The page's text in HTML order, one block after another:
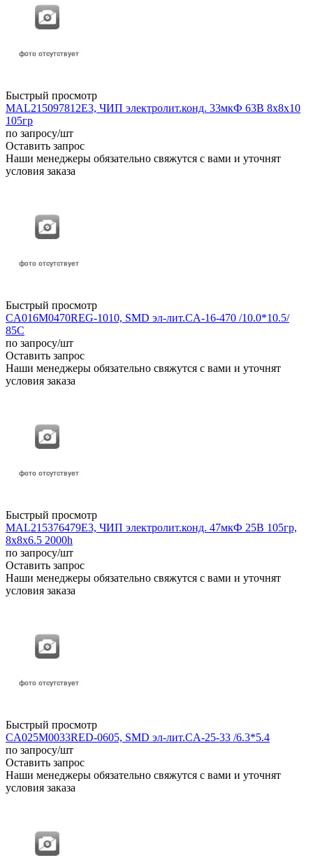
Быстрый просмотр
MAL215097812E3, ЧИП электролит.конд. 33мкФ 63В 8x8x10
105гр
по запросу/шт
Оставить запрос
Наши менеджеры обязательно свяжутся с вами и уточнят
условия заказа
Быстрый просмотр
CA016M0470REG-1010, SMD эл-лит.CA-16-470 /10.0*10.5/
85C
по запросу/шт
Оставить запрос
Наши менеджеры обязательно свяжутся с вами и уточнят
условия заказа
Быстрый просмотр
MAL215376479E3, ЧИП электролит.конд. 47мкФ 25В 105гр,
8x8x6.5 2000h
по запросу/шт
Оставить запрос
Наши менеджеры обязательно свяжутся с вами и уточнят
условия заказа
Быстрый просмотр
CA025M0033RED-0605, SMD эл-лит.CA-25-33 /6.3*5.4
по запросу/шт
Оставить запрос
Наши менеджеры обязательно свяжутся с вами и уточнят
условия заказа